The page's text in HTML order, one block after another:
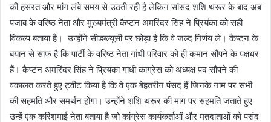
की हसरत और मांग लंबे समय से उठती रही है लेकिन सांसद शशि थरूर के बाद अब
पंजाब के वरिष्ठ नेता और मुख्यमंत्री कैप्टन अमरिंदर सिंह ने प्रियंका को सही
विकल्प बताया है। उन्होंने सीडब्ल्यूसी पर छोड़ा है कि वे जल्द निर्णय ले। कैप्टन के
बयान से साफ है कि पार्टी के वरिष्ठ नेता गांधी परिवार को ही कमान सौंपने के पक्षधर
हैं। कैप्टन अमरिंदर सिंह ने प्रियंका गांधी कांग्रेस को अध्यक्ष पद सौंपने की
वकालत करते हुए ट्वीट किया है कि वे एक बेहतरीन पंसद हैं जिनके नाम पर सभी
की सहमति और समर्थन होगा। उन्होंने शशि थरूर की मांग पर सहमति जताते हुए
उन्हें एक करिशमाई नेता बताया है जो कांग्रेस कार्यकर्ताओं और मतदाताओं को पसंद